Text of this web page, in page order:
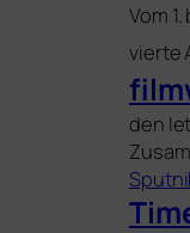
Vom
vier­te
den